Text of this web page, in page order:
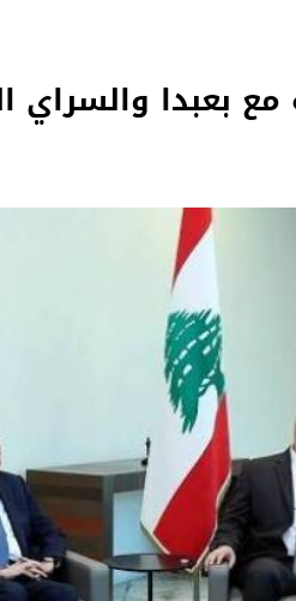
مع بعبدا والسراي